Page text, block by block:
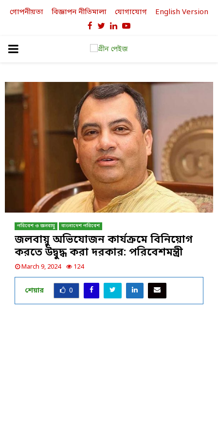
গোপনীয়তা বিজ্ঞাপন নীতিমালা যোগাযোগ English Version
Facebook
TwitterLinkedinYoutube
PRIMARY
পরিবেশ ও জলবায়ু বাংলাদেশ পরিবেশ
জলবায়ু অভিযোজন কার্যক্রমে বিনিয়োগ
করতে উদ্বুদ্ধ করা দরকার: পরিবেশমন্ত্রী
March 9, 2024 124
শেয়ার 0